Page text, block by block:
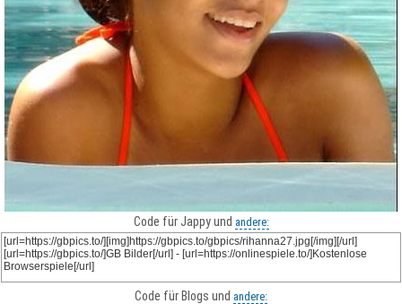
Code für Jappy und andere:
Code für Blogs und andere: